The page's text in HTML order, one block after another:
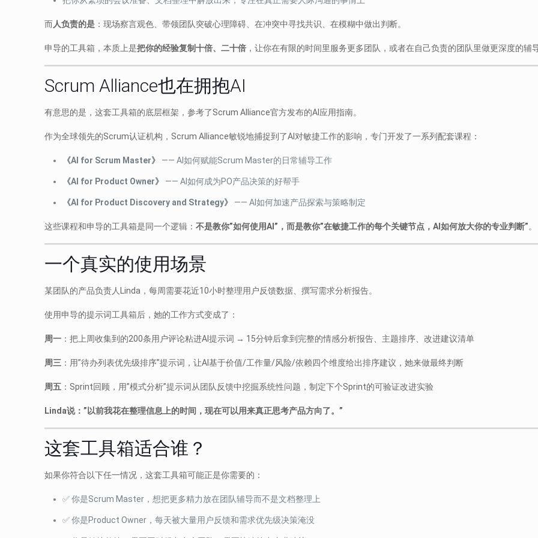
而人负责的是 ：现场察言观色、带领团队突破心理障碍、在冲突中寻找共识、在模糊中做出判断。
申导的工具箱，本质上是把你的经验复制十倍、二十倍 ，让你在有限的时间里服务更多团队，或者在自己负责的团队里做更深度的辅
Scrum Alliance也在拥抱AI
有意思的是，这套工具箱的底层框架，参考了Scrum Alliance官方发布的AI应用指南。
作为全球领先的Scrum认证机构，Scrum Alliance敏锐地捕捉到了AI对敏捷工作的影响，专门开发了一系列配套课程：
《AI for Scrum Master》 —— AI如何赋能Scrum Master的日常辅导工作
《AI for Product Owner》 —— AI如何成为PO产品决策的好帮手
《AI for Product Discovery and Strategy》 —— AI如何加速产品探索与策略制定
这些课程和申导的工具箱是同一个逻辑：不是教你”如何使用AI”，而是教你”在敏捷工作的每个关键节点，AI如何放大你的专业判断”。
一个真实的使用场景
某团队的产品负责人Linda，每周需要花近10小时整理用户反馈数据、撰写需求分析报告。
使用申导的提示词工具箱后，她的工作方式变成了：
周一 ：把上周收集到的200条用户评论粘进AI提示词 → 15分钟后拿到完整的情感分析报告、主题排序、改进建议清单
周三 ：用”待办列表优先级排序”提示词，让AI基于价值/工作量/风险/依赖四个维度给出排序建议，她来做最终判断
周五 ：Sprint回顾，用”模式分析”提示词从团队反馈中挖掘系统性问题，制定下个Sprint的可验证改进实验
Linda说：”以前我花在整理信息上的时间，现在可以用来真正思考产品方向了。”
这套工具箱适合谁？
如果你符合以下任一情况，这套工具箱可能正是你需要的：
✅ 你是Scrum Master，想把更多精力放在团队辅导而不是文档整理上
✅ 你是Product Owner，每天被大量用户反馈和需求优先级决策淹没